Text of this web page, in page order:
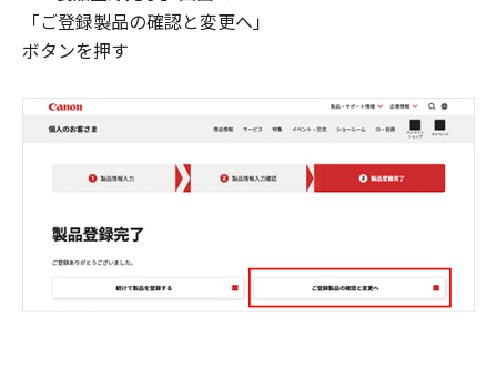
「ご登録製品の確認と変更へ」
ボタンを押す